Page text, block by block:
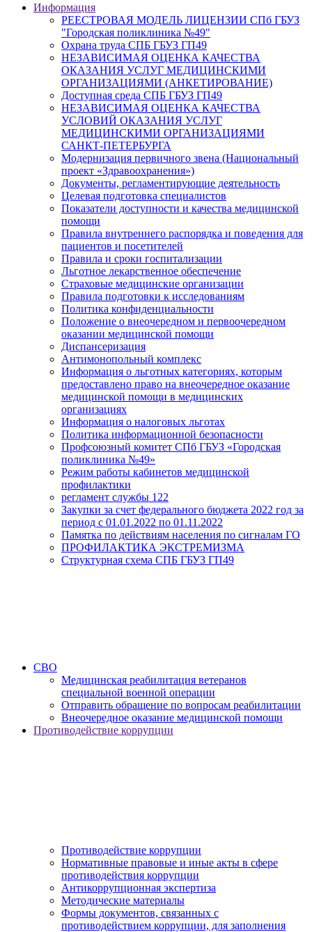
Информация
РЕЕСТРОВАЯ МОДЕЛЬ ЛИЦЕНЗИИ СПб ГБУЗ
"Городская поликлиника №49"
Охрана труда СПБ ГБУЗ ГП49
НЕЗАВИСИМАЯ ОЦЕНКА КАЧЕСТВА
ОКАЗАНИЯ УСЛУГ МЕДИЦИНСКИМИ
ОРГАНИЗАЦИЯМИ (АНКЕТИРОВАНИЕ)
Доступная среда СПБ ГБУЗ ГП49
НЕЗАВИСИМАЯ ОЦЕНКА КАЧЕСТВА
УСЛОВИЙ ОКАЗАНИЯ УСЛУГ
МЕДИЦИНСКИМИ ОРГАНИЗАЦИЯМИ
САНКТ-ПЕТЕРБУРГА
Модернизация первичного звена (Национальный
проект «Здравоохранения»)
Документы, регламентирующие деятельность
Целевая подготовка специалистов
Показатели доступности и качества медицинской
помощи
Правила внутреннего распорядка и поведения для
пациентов и посетителей
Правила и сроки госпитализации
Льготное лекарственное обеспечение
Страховые медицинские организации
Правила подготовки к исследованиям
Политика конфиденциальности
Положение о внеочередном и первоочередном
оказании медицинской помощи
Диспансеризация
Антимонопольный комплекс
Информация о льготных категориях, которым
предоставлено право на внеочередное оказание
медицинской помощи в медицинских
организациях
Информация о налоговых льготах
Политика информационной безопасности
Профсоюзный комитет СПб ГБУЗ «Городская
поликлиника №49»
Режим работы кабинетов медицинской
профилактики
регламент службы 122
Закупки за счет федерального бюджета 2022 год за
период с 01.01.2022 по 01.11.2022
Памятка по действиям населения по сигналам ГО
ПРОФИЛАКТИКА ЭКСТРЕМИЗМА
Структурная схема СПБ ГБУЗ ГП49
СВО
Медицинская реабилитация ветеранов
специальной военной операции
Отправить обращение по вопросам реабилитации
Внеочередное оказание медицинской помощи
Противодействие коррупции
Противодействие коррупции
Нормативные правовые и иные акты в сфере
противодействия коррупции
Антикоррупционная экспертиза
Методические материалы
Формы документов, связанных с
противодействием коррупции, для заполнения